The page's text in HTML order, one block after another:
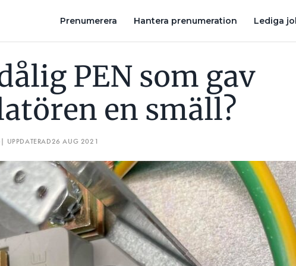
Prenumerera Hantera prenumeration Lediga
PEN som gav
en smäll?
| UPPDATERAD26 AUG 2021
HUR SKA MAN SKA TOLKA LÖSTAGBART DUSCHHUVUD I